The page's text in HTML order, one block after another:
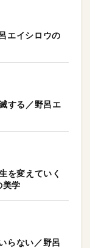
エイシロウの
する／野呂エ
を変えていく
美学
らない／野呂